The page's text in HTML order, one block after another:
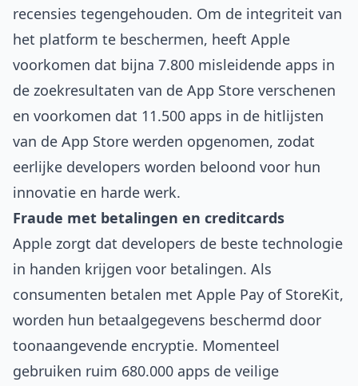
recensies tegengehouden. Om de integriteit van
het platform te beschermen, heeft Apple
voorkomen dat bijna 7.800 misleidende apps in
de zoekresultaten van de App Store verschenen
en voorkomen dat 11.500 apps in de hitlijsten
van de App Store werden opgenomen, zodat
eerlijke developers worden beloond voor hun
innovatie en harde werk.
Fraude met betalingen en creditcards
Apple zorgt dat developers de beste technologie
in handen krijgen voor betalingen. Als
consumenten betalen met Apple Pay of StoreKit,
worden hun betaalgegevens beschermd door
toonaangevende encryptie. Momenteel
gebruiken ruim 680.000 apps de veilige